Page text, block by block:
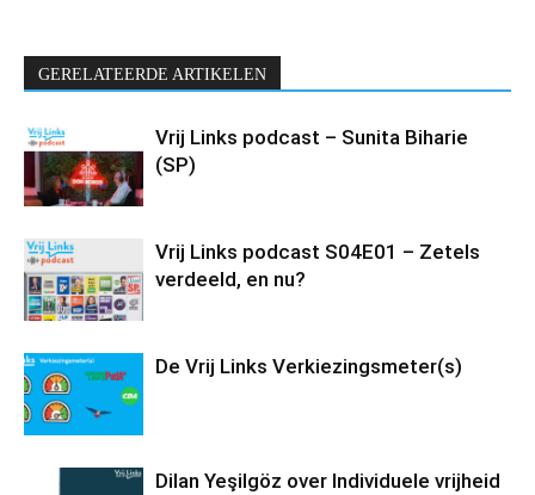
GERELATEERDE ARTIKELEN
Vrij Links podcast – Sunita Biharie
(SP)
Vrij Links podcast S04E01 – Zetels
verdeeld, en nu?
De Vrij Links Verkiezingsmeter(s)
Dilan Yeşilgöz over Individuele vrijheid